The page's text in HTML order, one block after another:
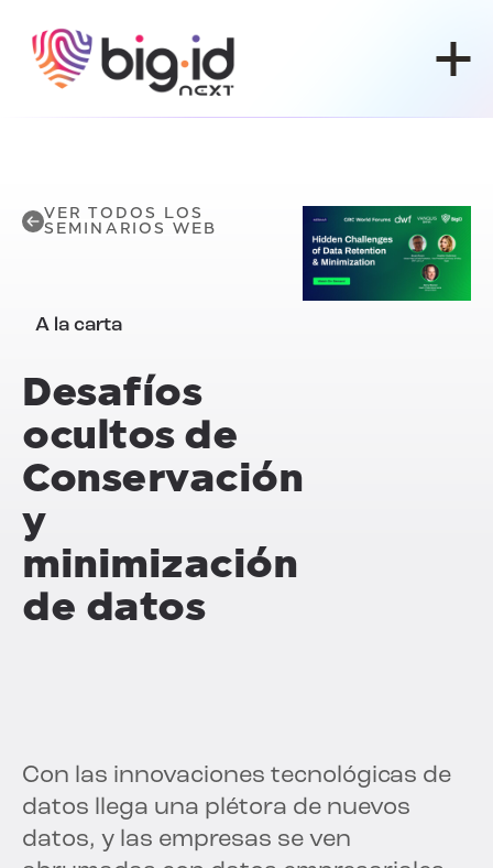
VER TODOS LOS
SEMINARIOS WEB
A la carta
Desafíos
ocultos de
Conservación
y
minimización
de datos
Con las innovaciones tecnológicas de
datos llega una plétora de nuevos
datos, y las empresas se ven